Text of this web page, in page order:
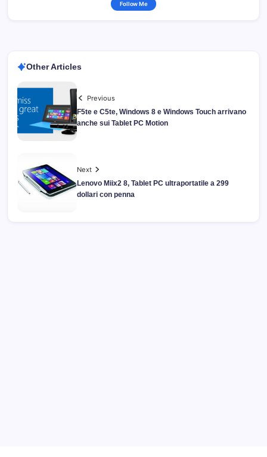
Follow Me
Other Articles
Previous
F5te e C5te, Windows 8 e Windows Touch arrivano
anche sui Tablet PC Motion
Next
Lenovo Miix2 8, Tablet PC ultraportatile a 299
dollari con penna